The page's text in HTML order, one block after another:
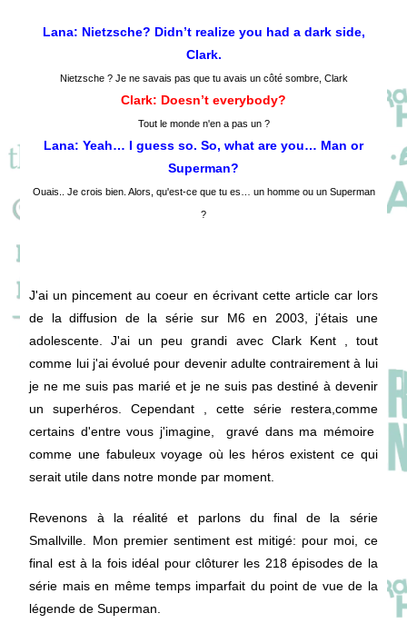
Lana: Nietzsche? Didn’t realize you had a dark side,
Clark.
Nietzsche ? Je ne savais pas que tu avais un côté sombre, Clark
Clark: Doesn’t everybody?
Tout le monde n'en a pas un ?
Lana: Yeah… I guess so. So, what are you… Man or
Superman?
Ouais.. Je crois bien. Alors, qu'est-ce que tu es… un homme ou un Superman
?
J'ai un pincement au coeur en écrivant cette article car lors
de la diffusion de la série sur M6 en 2003, j'étais une
adolescente. J'ai un peu grandi avec Clark Kent , tout
comme lui j'ai évolué pour devenir adulte contrairement à lui
je ne me suis pas marié et je ne suis pas destiné à devenir
un superhéros. Cependant , cette série restera,comme
certains d'entre vous j'imagine, gravé dans ma mémoire
comme une fabuleux voyage où les héros existent ce qui
serait utile dans notre monde par moment.
Revenons à la réalité et parlons du final de la série
Smallville. Mon premier sentiment est mitigé: pour moi, ce
final est à la fois idéal pour clôturer les 218 épisodes de la
série mais en même temps imparfait du point de vue de la
légende de Superman.